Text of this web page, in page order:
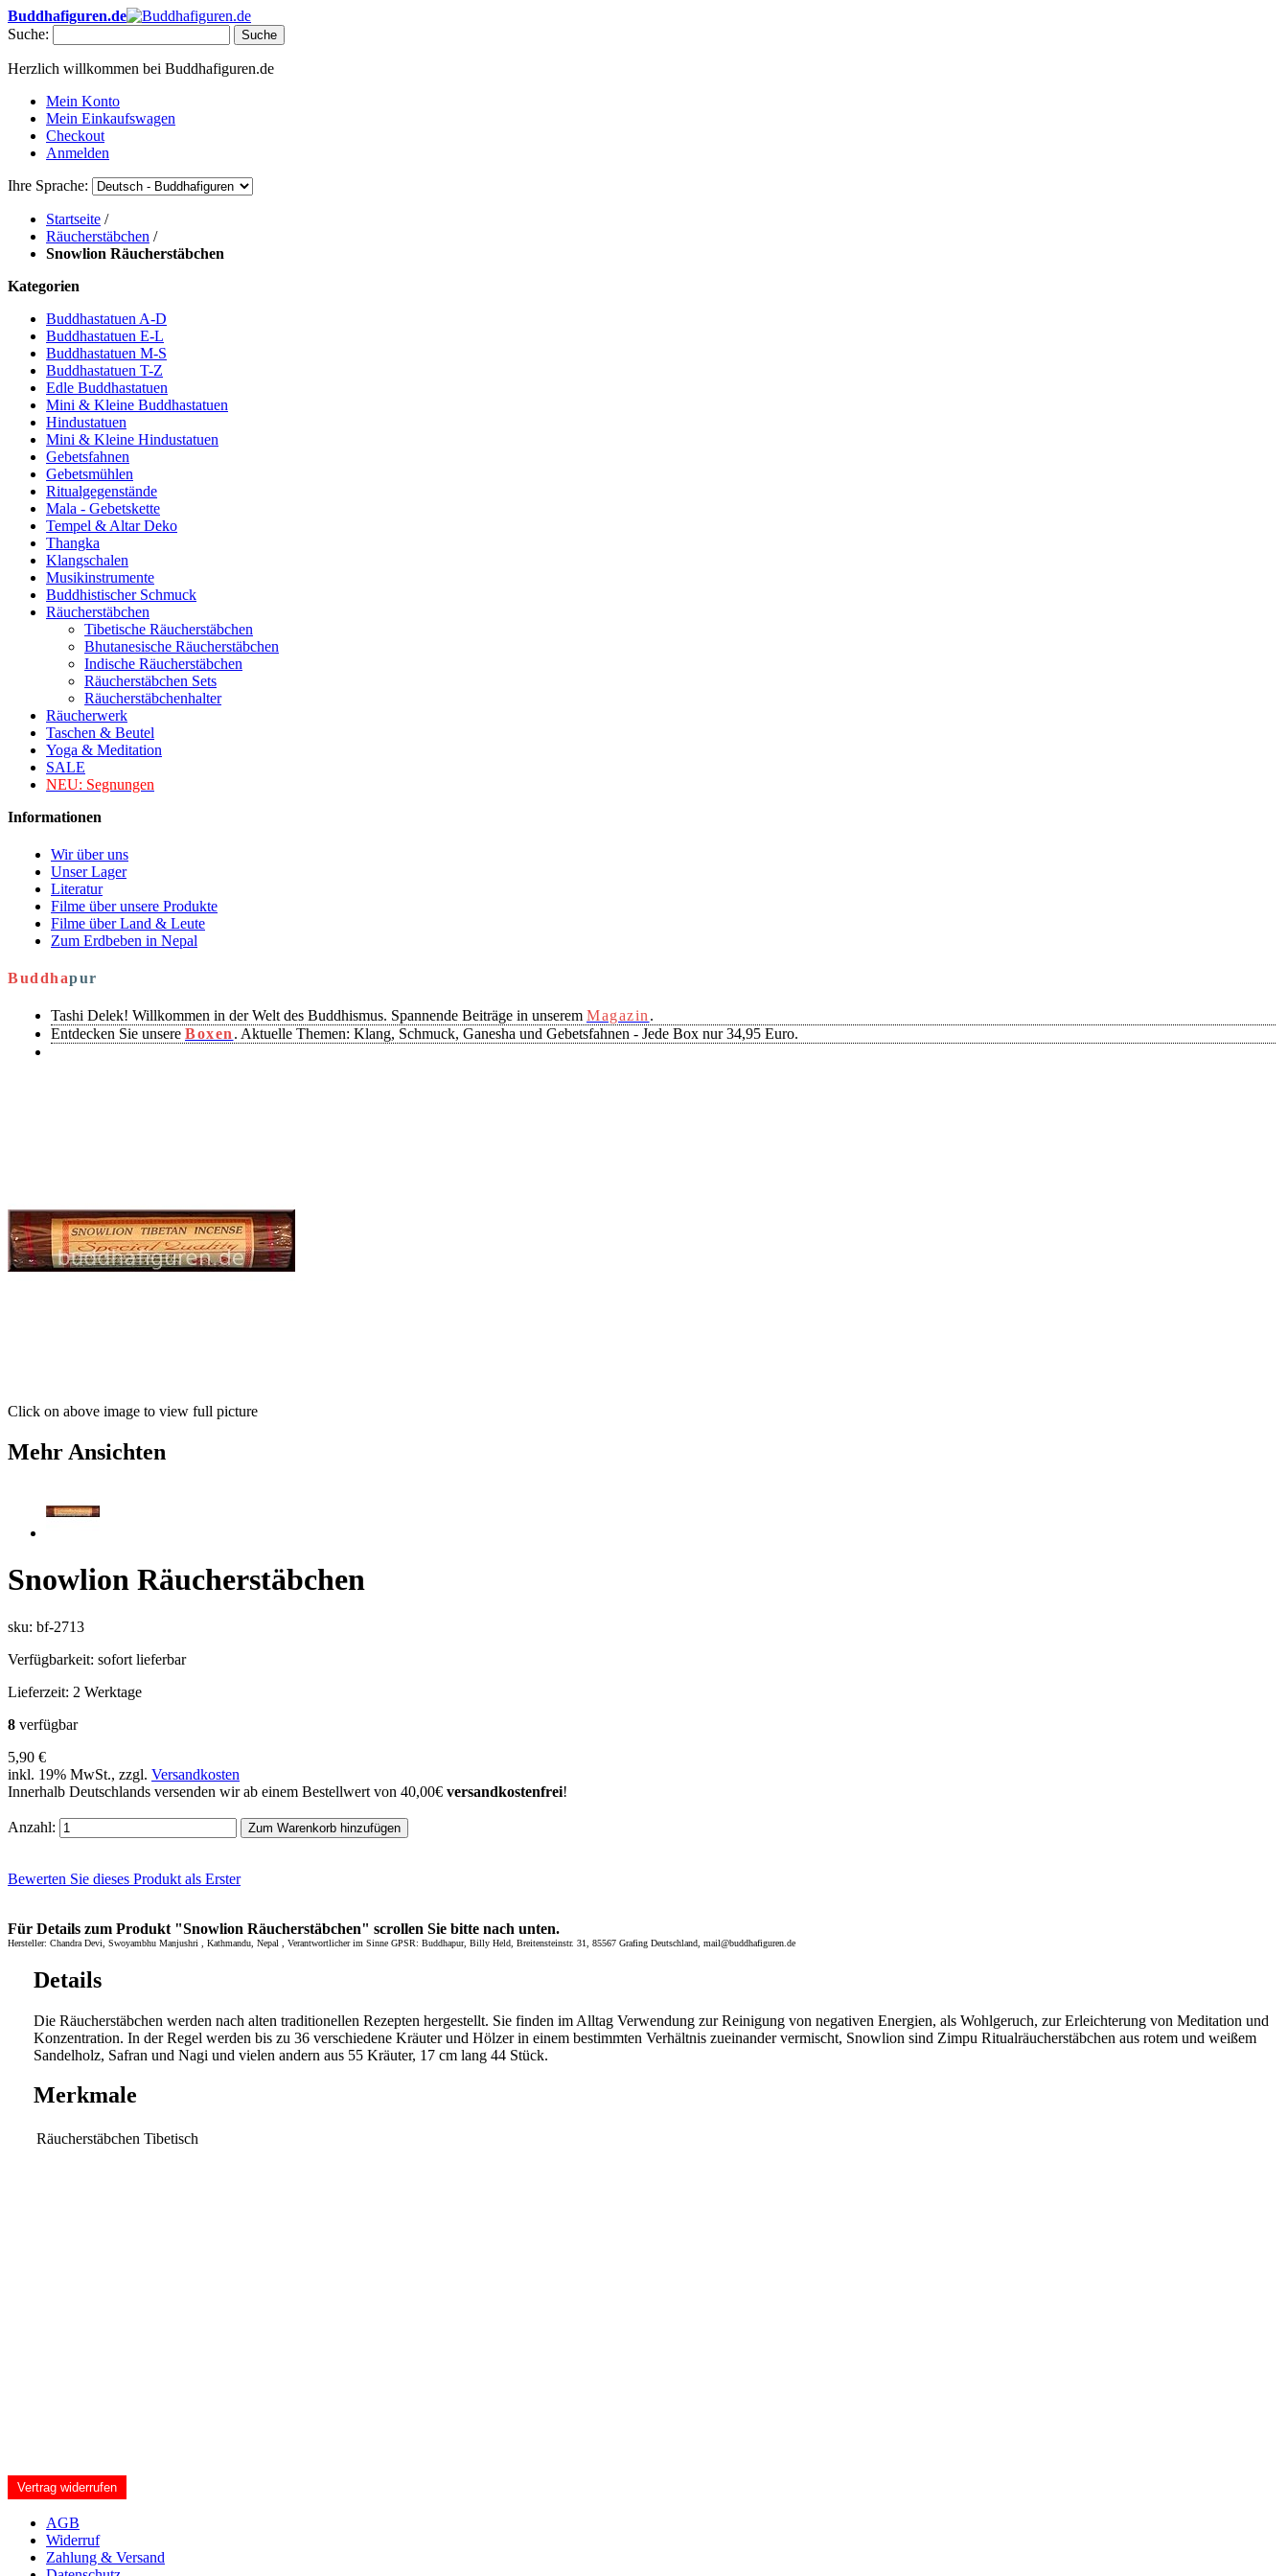
Buddhafiguren.de
Suche:
Suche
Herzlich willkommen bei Buddhafiguren.de
Mein Konto
Mein Einkaufswagen
Checkout
Anmelden
Ihre Sprache:
Startseite /
Räucherstäbchen /
Snowlion Räucherstäbchen
Kategorien
Buddhastatuen A-D
Buddhastatuen E-L
Buddhastatuen M-S
Buddhastatuen T-Z
Edle Buddhastatuen
Mini & Kleine Buddhastatuen
Hindustatuen
Mini & Kleine Hindustatuen
Gebetsfahnen
Gebetsmühlen
Ritualgegenstände
Mala - Gebetskette
Tempel & Altar Deko
Thangka
Klangschalen
Musikinstrumente
Buddhistischer Schmuck
Räucherstäbchen
Tibetische Räucherstäbchen
Bhutanesische Räucherstäbchen
Indische Räucherstäbchen
Räucherstäbchen Sets
Räucherstäbchenhalter
Räucherwerk
Taschen & Beutel
Yoga & Meditation
SALE
NEU: Segnungen
Informationen
Wir über uns
Unser Lager
Literatur
Filme über unsere Produkte
Filme über Land & Leute
Zum Erdbeben in Nepal
Buddhapur
Tashi Delek! Willkommen in der Welt des Buddhismus. Spannende Beiträge in unserem Magazin .
Entdecken Sie unsere Boxen . Aktuelle Themen: Klang, Schmuck, Ganesha und Gebetsfahnen - Jede Box nur 34,95 Euro.
Click on above image to view full picture
Mehr Ansichten
Snowlion Räucherstäbchen
sku: bf-2713
Verfügbarkeit: sofort lieferbar
Lieferzeit: 2 Werktage
8 verfügbar
5,90 €
inkl. 19% MwSt., zzgl. Versandkosten
Innerhalb Deutschlands versenden wir ab einem Bestellwert von 40,00€ versandkostenfrei!
Anzahl: Zum Warenkorb hinzufügen
Bewerten Sie dieses Produkt als Erster
Für Details zum Produkt "Snowlion Räucherstäbchen" scrollen Sie bitte nach unten.
Hersteller: Chandra Devi, Swoyambhu Manjushri , Kathmandu, Nepal , Verantwortlicher im Sinne GPSR: Buddhapur, Billy Held, Breitensteinstr. 31, 85567 Grafing Deutschland, mail@buddhafiguren.de
Details
Die Räucherstäbchen werden nach alten traditionellen Rezepten hergestellt. Sie finden im Alltag Verwendung zur Reinigung von negativen Energien, als Wohlgeruch, zur Erleichterung von Meditation und
Konzentration. In der Regel werden bis zu 36 verschiedene Kräuter und Hölzer in einem bestimmten Verhältnis zueinander vermischt, Snowlion sind Zimpu Ritualräucherstäbchen aus rotem und weißem
Sandelholz, Safran und Nagi und vielen andern aus 55 Kräuter, 17 cm lang 44 Stück.
Merkmale
Räucherstäbchen Tibetisch
Vertrag widerrufen
AGB
Widerruf
Zahlung & Versand